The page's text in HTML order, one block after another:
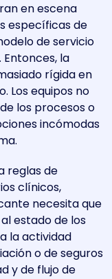
en escena
específicas de
de servicio
la
rígida en
Los equipos no
los procesos o
incómodas
reglas de
clínicos,
necesita que
estado de los
la actividad
o de seguros
y de flujo de